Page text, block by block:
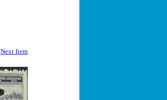
Next Item